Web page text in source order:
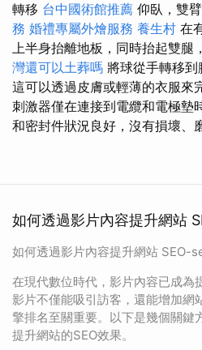
轉移 台中國術館推薦 仰臥，雙
務 婚禮專屬外燴服務 養生村 在
上半身抬離地板，同時抬起雙腿
灣還可以土葬嗎 將球從手轉移到
這可以透過皮膚或輕薄的衣服來
刺激器僅在連接到電纜和電極墊
和密封件狀況良好，沒有損壞、
如何透過影片內容提升網站
如何透過影片內容提升網站 SEO-
在現代數位時代，影片內容已成為
影片不僅能吸引訪客，還能增加網
擎排名至關重要。以下是幾個關鍵
提升網站的SEO效果。